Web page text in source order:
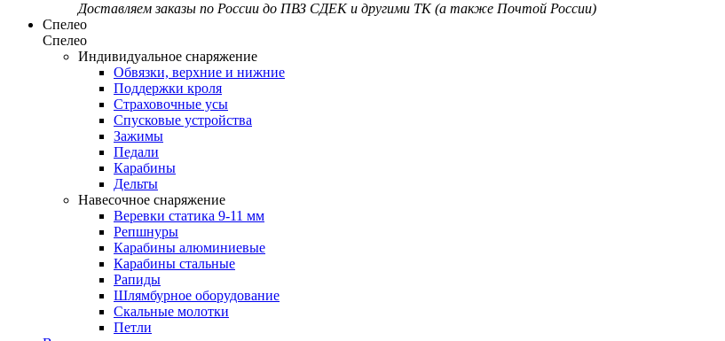
Доставляем заказы по России до ПВЗ СДЕК и другими ТК (а также Почтой России)
Спелео
Спелео
Индивидуальное снаряжение
Обвязки, верхние и нижние
Поддержки кроля
Страховочные усы
Спусковые устройства
Зажимы
Педали
Карабины
Дельты
Навесочное снаряжение
Веревки статика 9-11 мм
Репшнуры
Карабины алюминиевые
Карабины стальные
Рапиды
Шлямбурное оборудование
Скальные молотки
Петли